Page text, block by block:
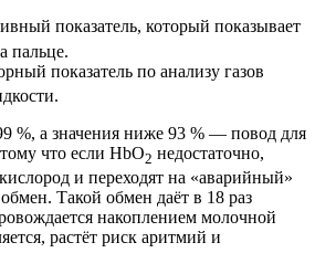
показатель, который показывает
пальце.
показатель по анализу газов
%, а значения ниже 93 % — повод для
что если HbO2 недостаточно,
и переходят на «аварийный»
Такой обмен даёт в 18 раз
накоплением молочной
растёт риск аритмий и